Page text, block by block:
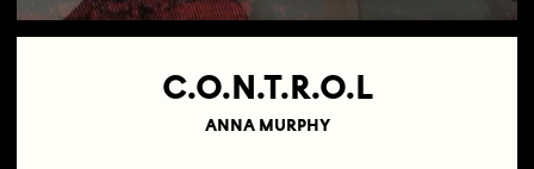
C.O.N.T.R.O.L
ANNA MURPHY